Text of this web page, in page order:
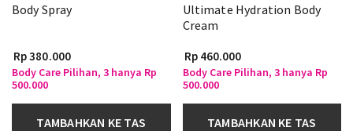
Body Spray
Rp 380.000
Body Care Pilihan, 3 hanya Rp
500.000
TAMBAHKAN KE TAS
Ultimate Hydration Body
Cream
Rp 460.000
Body Care Pilihan, 3 hanya Rp
500.000
TAMBAHKAN KE TAS